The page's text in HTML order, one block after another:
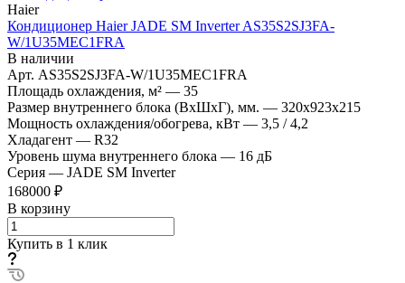
Haier
Кондиционер Haier JADE SM Inverter AS35S2SJ3FA-
W/1U35MEC1FRA
В наличии
Арт. AS35S2SJ3FA-W/1U35MEC1FRA
Площадь охлаждения, м² — 35
Размер внутреннего блока (ВхШхГ), мм. — 320х923х215
Мощность охлаждения/обогрева, кВт — 3,5 / 4,2
Хладагент — R32
Уровень шума внутреннего блока — 16 дБ
Серия — JADE SM Inverter
168000 ₽
В корзину
Купить в 1 клик